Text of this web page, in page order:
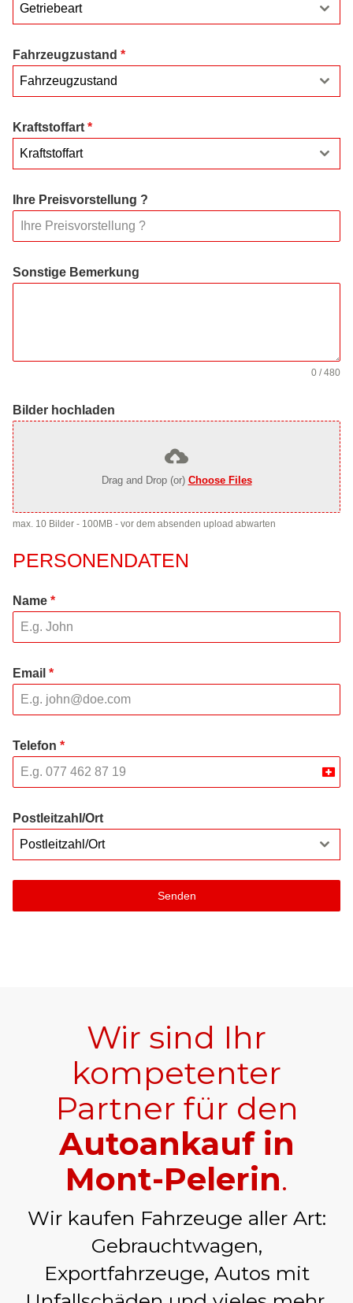
Getriebeart
Fahrzeugzustand *
Fahrzeugzustand
Kraftstoffart *
Kraftstoffart
Ihre Preisvorstellung ?
Sonstige Bemerkung
0 / 480
Bilder hochladen
Drag and Drop (or) Choose Files
max. 10 Bilder - 100MB - vor dem absenden upload abwarten
PERSONENDATEN
Name *
Email *
Telefon *
Postleitzahl/Ort
Postleitzahl/Ort
Senden
Wir sind Ihr
kompetenter
Partner für den
Autoankauf in
Mont-Pelerin.
Wir kaufen Fahrzeuge aller Art:
Gebrauchtwagen,
Exportfahrzeuge, Autos mit